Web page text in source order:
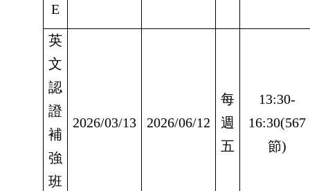
E
英
文
認
證
補
強
班
2026/03/13 2026/06/12
每
週
五
13:30-
16:30(567
節)